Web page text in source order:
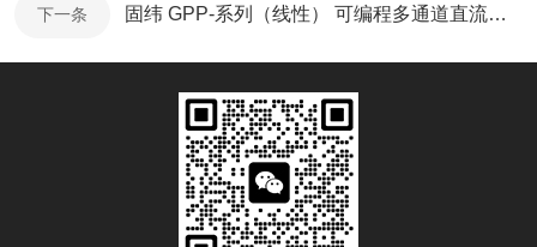
下一条 固纬 GPP-系列（线性） 可编程多通道直流电源-使用说明